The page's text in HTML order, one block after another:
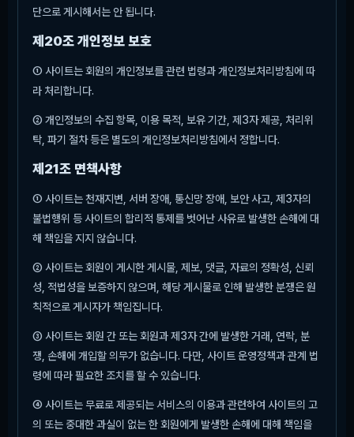
단으로 게시해서는 안 됩니다.
제20조 개인정보 보호
① 사이트는 회원의 개인정보를 관련 법령과 개인정보처리방침에 따
라 처리합니다.
② 개인정보의 수집 항목, 이용 목적, 보유 기간, 제3자 제공, 처리위
탁, 파기 절차 등은 별도의 개인정보처리방침에서 정합니다.
제21조 면책사항
① 사이트는 천재지변, 서버 장애, 통신망 장애, 보안 사고, 제3자의
불법행위 등 사이트의 합리적 통제를 벗어난 사유로 발생한 손해에 대
해 책임을 지지 않습니다.
② 사이트는 회원이 게시한 게시물, 제보, 댓글, 자료의 정확성, 신뢰
성, 적법성을 보증하지 않으며, 해당 게시물로 인해 발생한 분쟁은 원
칙적으로 게시자가 책임집니다.
③ 사이트는 회원 간 또는 회원과 제3자 간에 발생한 거래, 연락, 분
쟁, 손해에 개입할 의무가 없습니다. 다만, 사이트 운영정책과 관계 법
령에 따라 필요한 조치를 할 수 있습니다.
④ 사이트는 무료로 제공되는 서비스의 이용과 관련하여 사이트의 고
의 또는 중대한 과실이 없는 한 회원에게 발생한 손해에 대해 책임을